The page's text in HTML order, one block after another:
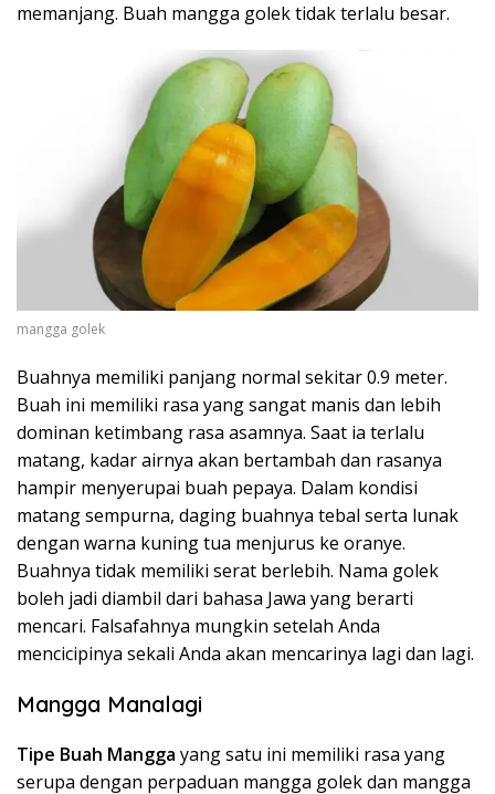
memanjang. Buah mangga golek tidak terlalu besar.
mangga golek
Buahnya memiliki panjang normal sekitar 0.9 meter.
Buah ini memiliki rasa yang sangat manis dan lebih
dominan ketimbang rasa asamnya. Saat ia terlalu
matang, kadar airnya akan bertambah dan rasanya
hampir menyerupai buah pepaya. Dalam kondisi
matang sempurna, daging buahnya tebal serta lunak
dengan warna kuning tua menjurus ke oranye.
Buahnya tidak memiliki serat berlebih. Nama golek
boleh jadi diambil dari bahasa Jawa yang berarti
mencari. Falsafahnya mungkin setelah Anda
mencicipinya sekali Anda akan mencarinya lagi dan lagi.
Mangga Manalagi
Tipe Buah Mangga yang satu ini memiliki rasa yang
serupa dengan perpaduan mangga golek dan mangga